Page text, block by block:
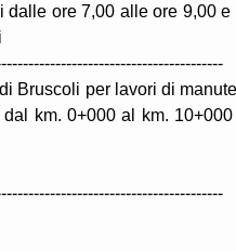
dalle ore 7,00 alle ore 9,00
Bruscoli per lavori di
km. 0+000 al km.